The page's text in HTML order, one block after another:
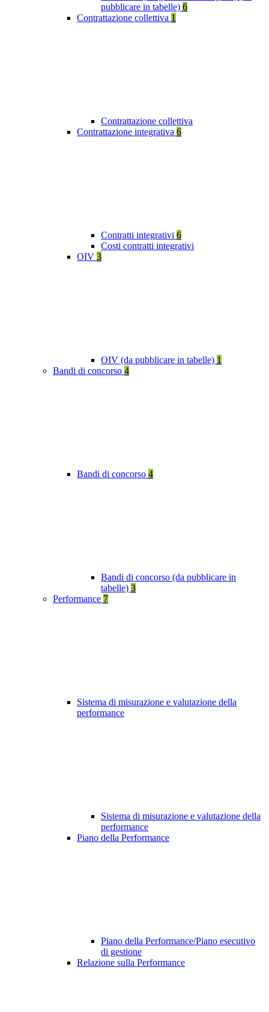
pubblicare in tabelle) 6
Contrattazione collettiva 1
Contrattazione collettiva
Contrattazione integrativa 6
Contratti integrativi 6
Costi contratti integrativi
OIV 3
OIV (da pubblicare in tabelle) 1
Bandi di concorso 4
Bandi di concorso 4
Bandi di concorso (da pubblicare in
tabelle) 3
Performance 7
Sistema di misurazione e valutazione della
performance
Sistema di misurazione e valutazione della
performance
Piano della Performance
Piano della Performance/Piano esecutivo
di gestione
Relazione sulla Performance